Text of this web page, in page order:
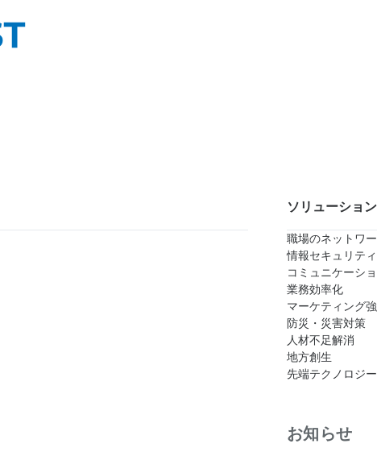
ソリューション
職場のネットワ
情報セキュリテ
コミュニケーシ
業務効率化
マーケティング
防災・災害対策
人材不足解消
地方創生
先端テクノロジー
お知らせ